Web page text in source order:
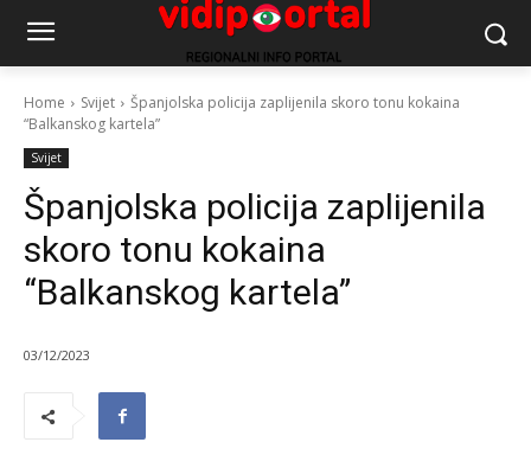
Home Svijet
Španjolska policija zaplijenila skoro tonu kokaina
“Balkanskog kartela”
Svijet
Španjolska policija zaplijenila
skoro tonu kokaina
“Balkanskog kartela”
03/12/2023